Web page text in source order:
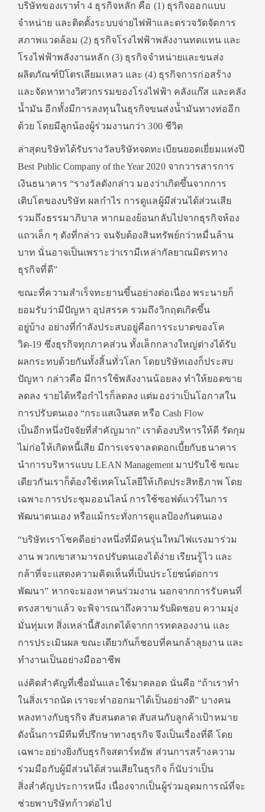
บริษัทของเราทำ 4 ธุรกิจหลัก คือ (1) ธุรกิจออกแบบ
จำหน่าย และติดตั้งระบบจ่ายไฟฟ้าและตรวจวัดจัดการ
สภาพแวดล้อม (2) ธุรกิจโรงไฟฟ้าพลังงานทดแทน และ
โรงไฟฟ้าพลังงานหลัก (3) ธุรกิจจำหน่ายและขนส่ง
ผลิตภัณฑ์ปิโตรเลียมเหลว และ (4) ธุรกิจการก่อสร้าง
และจัดหาทางวิศวกรรมของโรงไฟฟ้า คลังแก๊ส และคลัง
น้ำมัน อีกทั้งมีการลงทุนในธุรกิจขนส่งน้ำมันทางท่ออีก
ด้วย โดยมีลูกน้องผู้ร่วมงานกว่า 300 ชีวิต
ล่าสุดบริษัทได้รับรางวัลบริษัทจดทะเบียนยอดเยี่ยมแห่งปี
Best Public Company of the Year 2020 จากวารสารการ
เงินธนาคาร “รางวัลดังกล่าว มองว่าเกิดขึ้นจากการ
เติบโตของบริษัท ผลกำไร การดูแลผู้มีส่วนได้ส่วนเสีย
รวมถึงธรรมาภิบาล หากมองย้อนกลับไปจากธุรกิจห้อง
แถวเล็ก ๆ ดังที่กล่าว จนจับต้องสินทรัพย์กว่าหมื่นล้าน
บาท นั่นอาจเป็นเพราะว่าเรามีเหล่ากัลยาณมิตรทาง
ธุรกิจที่ดี”
ขณะที่ความสำเร็จทะยานขึ้นอย่างต่อเนื่อง พระนายก็
ยอมรับว่ามีปัญหา อุปสรรค รวมถึงวิกฤตเกิดขึ้น
อยู่บ้าง อย่างที่กำลังประสบอยู่คือการระบาดของโค
วิด-19 ซึ่งธุรกิจทุกภาคส่วน ทั้งเล็กกลางใหญ่ต่างได้รับ
ผลกระทบด้วยกันทั้งสิ้นทั่วโลก โดยบริษัทเองก็ประสบ
ปัญหา กล่าวคือ มีการใช้พลังงานน้อยลง ทำให้ยอดขาย
ลดลง รายได้หรือกำไรก็ลดลง แต่มองว่าเป็นโอกาสใน
การปรับตนเอง “กระแสเงินสด หรือ Cash Flow
เป็นอีกหนึ่งปัจจัยที่สำคัญมาก” เราต้องบริหารให้ดี รัดกุม
ไม่ก่อให้เกิดหนี้เสีย มีการเจรจาลดดอกเบี้ยกับธนาคาร
นำการบริหารแบบ LEAN Management มาปรับใช้ ขณะ
เดียวกันเราก็ต้องใช้เทคโนโลยีให้เกิดประสิทธิภาพ โดย
เฉพาะการประชุมออนไลน์ การใช้ซอฟต์แวร์ในการ
พัฒนาตนเอง หรือแม้กระทั่งการดูแลป้องกันตนเอง
“บริษัทเราโชคดีอย่างหนึ่งที่มีคนรุ่นใหม่ไฟแรงมาร่วม
งาน พวกเขาสามารถปรับตนเองได้ง่าย เรียนรู้ไว และ
กล้าที่จะแสดงความคิดเห็นที่เป็นประโยชน์ต่อการ
พัฒนา” หากจะมองหาคนร่วมงาน นอกจากการรับคนที่
ตรงสาขาแล้ว จะพิจารณาถึงความรับผิดชอบ ความมุ่ง
มั่นทุ่มเท สิ่งเหล่านี้สังเกตได้จากการทดลองงาน และ
การประเมินผล ขณะเดียวกันก็ชอบที่คนกล้าลุยงาน และ
ทำงานเป็นอย่างมืออาชีพ
แง่คิดสำคัญที่เชื่อมั่นและใช้มาตลอด นั่นคือ “ถ้าเราทำ
ในสิ่งเราถนัด เราจะทำออกมาได้เป็นอย่างดี” บางคน
หลงทางกับธุรกิจ สับสนตลาด สับสนกับลูกค้าเป้าหมาย
ดังนั้นการมีทีมที่ปรึกษาทางธุรกิจ จึงเป็นเรื่องที่ดี โดย
เฉพาะอย่างยิ่งกับธุรกิจสตาร์ทอัพ ส่วนการสร้างความ
ร่วมมือกับผู้มีส่วนได้ส่วนเสียในธุรกิจ ก็นับว่าเป็น
สิ่งสำคัญประการหนึ่ง เนื่องจากเป็นผู้ร่วมอุดมการณ์ที่จะ
ช่วยพาบริษัทก้าวต่อไป